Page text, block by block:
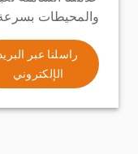
والمحيطات
راسلنا عبر البريد
الإلكتروني